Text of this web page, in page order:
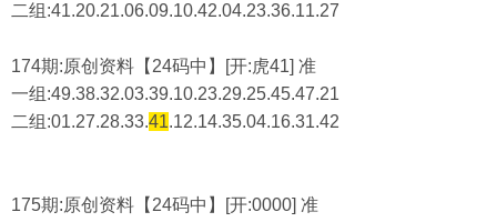
二组:41.20.21.06.09.10.42.04.23.36.11.27
174期:原创资料【24码中】[开:虎41] 准
一组:49.38.32.03.39.10.23.29.25.45.47.21
二组:01.27.28.33.41.12.14.35.04.16.31.42
175期:原创资料【24码中】[开:0000] 准